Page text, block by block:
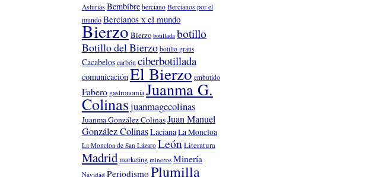
Asturias Bembibre berciano Bercianos por el
mundoBercianos x el mundo
BierzoBierzo botillada botillo
Botillo del Bierzo botillo gratis
Cacabeloscarbón ciberbotillada
comunicaciónEl Bierzo embutido
Fabero gastronomíaJuanma G.
Colinasjuanmagecolinas
Juanma González ColinasJuan Manuel
González ColinasLacianaLa Moncloa
La Moncloa de San Lázaro LeónLiteratura
Madridmarketing mineros Minería
Navidad PeriodismoPlumilla